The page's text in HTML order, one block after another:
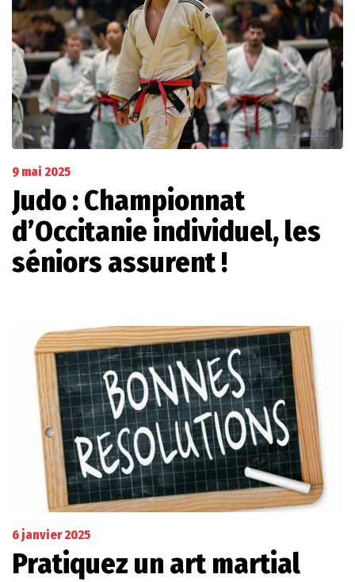
9 mai 2025
Judo : Championnat
d’Occitanie individuel, les
séniors assurent !
6 janvier 2025
Pratiquez un art martial